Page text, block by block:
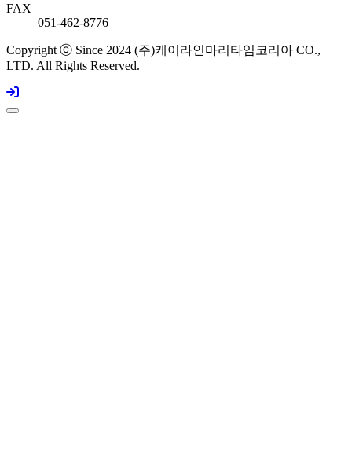
FAX
051-462-8776
Copyright ⓒ Since 2024 (주)케이라인마리타임코리아 CO.,
LTD. All Rights Reserved.